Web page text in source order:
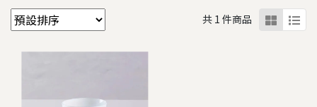
共 1 件商品